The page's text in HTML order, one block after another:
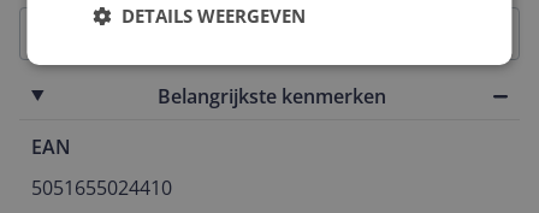
Belangrijkste kenmerken
EAN
5051655024410
DETAILS WEERGEVEN